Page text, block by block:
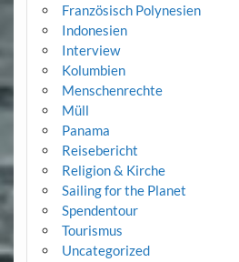
Französisch Polynesien
Indonesien
Interview
Kolumbien
Menschenrechte
Müll
Panama
Reisebericht
Religion & Kirche
Sailing for the Planet
Spendentour
Tourismus
Uncategorized